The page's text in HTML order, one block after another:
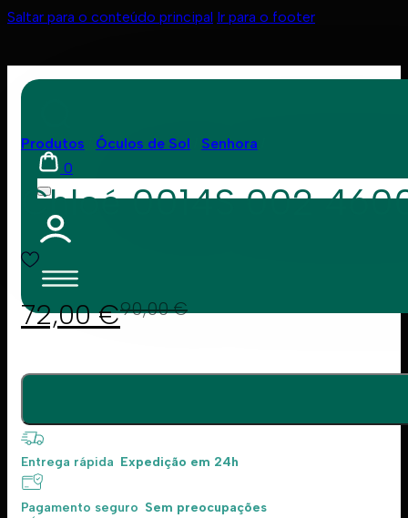
Saltar para o conteúdo principal Ir para o footer
0
Produtos Óculos de Sol Senhora
Chloé 0014S 002
90,00€
72,00€
Entrega rápida Expedição em 24h
Pagamento seguro Sem preocupações